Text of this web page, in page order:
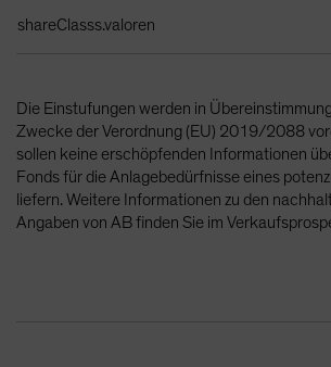
shareClasss.valoren
Die Einstufungen werden in
Zwecke der Verordnung (EU) 2019/2088
sollen keine erschöpfenden Informationen
Fonds für die Anlagebedürfnisse eines
liefern. Weitere Informationen zu den
Angaben von AB finden Sie im